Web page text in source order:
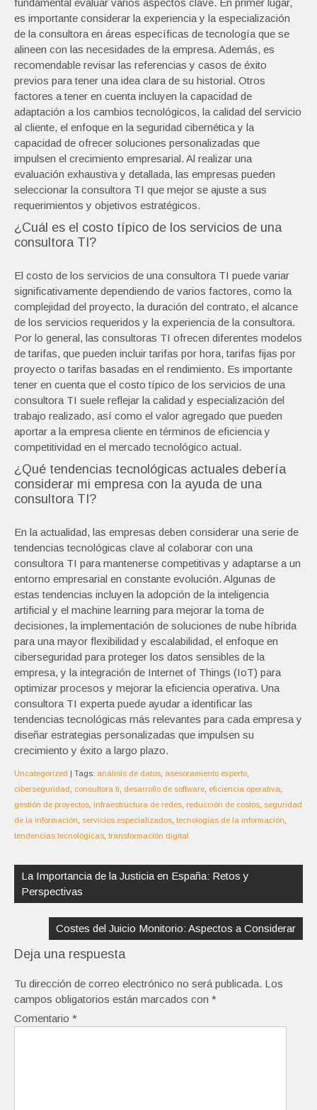
es importante considerar la experiencia y la especialización
de la consultora en áreas específicas de tecnología que se
alineen con las necesidades de la empresa. Además, es
recomendable revisar las referencias y casos de éxito
previos para tener una idea clara de su historial. Otros
factores a tener en cuenta incluyen la capacidad de
adaptación a los cambios tecnológicos, la calidad del servicio
al cliente, el enfoque en la seguridad cibernética y la
capacidad de ofrecer soluciones personalizadas que
impulsen el crecimiento empresarial. Al realizar una
evaluación exhaustiva y detallada, las empresas pueden
seleccionar la consultora TI que mejor se ajuste a sus
requerimientos y objetivos estratégicos.
¿Cuál es el costo típico de los servicios de una
consultora TI?
El costo de los servicios de una consultora TI puede variar
significativamente dependiendo de varios factores, como la
complejidad del proyecto, la duración del contrato, el alcance
de los servicios requeridos y la experiencia de la consultora.
Por lo general, las consultoras TI ofrecen diferentes modelos
de tarifas, que pueden incluir tarifas por hora, tarifas fijas por
proyecto o tarifas basadas en el rendimiento. Es importante
tener en cuenta que el costo típico de los servicios de una
consultora TI suele reflejar la calidad y especialización del
trabajo realizado, así como el valor agregado que pueden
aportar a la empresa cliente en términos de eficiencia y
competitividad en el mercado tecnológico actual.
¿Qué tendencias tecnológicas actuales debería
considerar mi empresa con la ayuda de una
consultora TI?
En la actualidad, las empresas deben considerar una serie de
tendencias tecnológicas clave al colaborar con una
consultora TI para mantenerse competitivas y adaptarse a un
entorno empresarial en constante evolución. Algunas de
estas tendencias incluyen la adopción de la inteligencia
artificial y el machine learning para mejorar la toma de
decisiones, la implementación de soluciones de nube híbrida
para una mayor flexibilidad y escalabilidad, el enfoque en
ciberseguridad para proteger los datos sensibles de la
empresa, y la integración de Internet of Things (IoT) para
optimizar procesos y mejorar la eficiencia operativa. Una
consultora TI experta puede ayudar a identificar las
tendencias tecnológicas más relevantes para cada empresa y
diseñar estrategias personalizadas que impulsen su
crecimiento y éxito a largo plazo.
Uncategorized | Tags: análisis de datos asesoramiento experto
ciberseguridad
consultora ti desarrollo de software eficiencia operativa
gestión de proyectos infraestructura de redes reducción de costos seguridad
de la información
servicios especializados tecnologías de la información
tendencias tecnológicas transformación digital
de
entradas
La Importancia de la Justicia en España: Retos y
Perspectivas
Costes del Juicio Monitorio: Aspectos a Considerar
Deja una respuesta
Tu dirección de correo electrónico no será publicada. Los
campos obligatorios están marcados con *
Comentario *